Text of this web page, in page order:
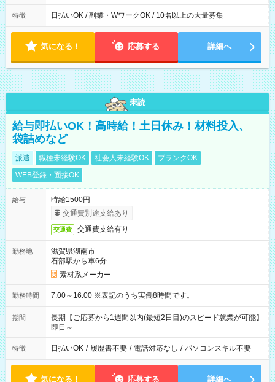
特徴 日払いOK / 副業・WワークOK / 10名以上の大量募集
気になる！ 応募する 詳細へ
未読
給与即払いOK！高時給！土日休み！材料投入、
袋詰めなど
派遣 職種未経験OK 社会人未経験OK
ブランクOK
WEB登録・面接OK
給与
時給1500円
交通費別途支給あり
交通費 交通費支給有り
勤務地
滋賀県湖南市
石部駅から車6分
素材系メーカー
勤務時間 7:00～16:00 ※表記のうち実働8時間です。
期間
長期【ご応募から1週間以内(最短2日目)のスピード就業が可能】
即日～
特徴 日払いOK / 履歴書不要 / 電話対応なし / パソコンスキル不要
気になる！ 応募する 詳細へ